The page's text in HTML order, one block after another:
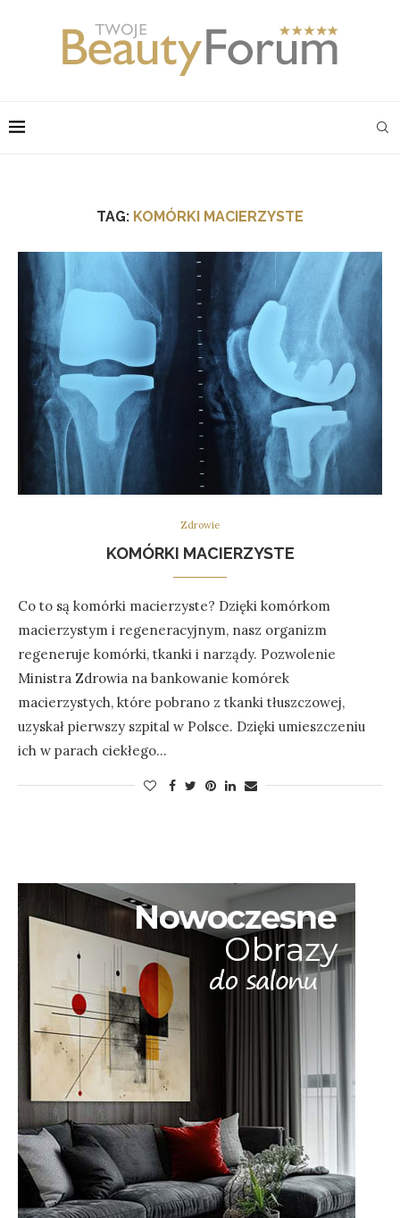
TAG: KOMÓRKI MACIERZYSTE
Zdrowie
KOMÓRKI MACIERZYSTE
Co to są komórki macierzyste? Dzięki komórkom
macierzystym i regeneracyjnym, nasz organizm
regeneruje komórki, tkanki i narządy. Pozwolenie
Ministra Zdrowia na bankowanie komórek
macierzystych, które pobrano z tkanki tłuszczowej,
uzyskał pierwszy szpital w Polsce. Dzięki umieszczeniu
ich w parach ciekłego…